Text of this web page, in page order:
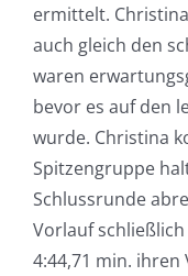
ermittelt.
auch gleich den
waren
bevor es auf den
wurde. Christina
Spitzengruppe
Schlussrunde
Vorlauf
4:44,71 min. ihren